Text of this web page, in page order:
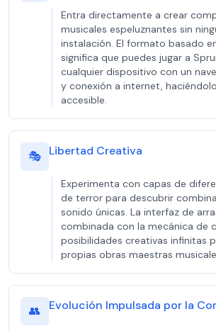
Entra directamente a crear
musicales espeluznantes sin
instalación. El formato basado
significa que puedes jugar a
cualquier dispositivo con un
y conexión a internet,
accesible.
🎭 Libertad Creativa
Experimenta con capas de
de terror para descubrir
sonido únicas. La interfaz de
combinada con la mecánica de
posibilidades creativas infinitas
propias obras maestras
👥 Evolución Impulsada por la